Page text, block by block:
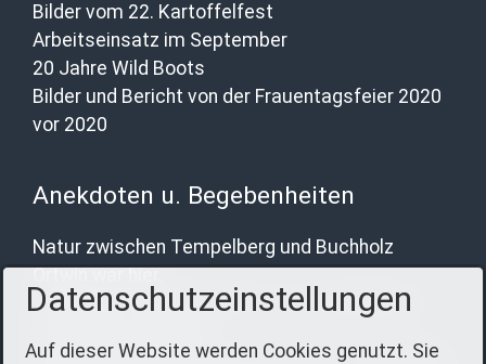
Bilder vom 22. Kartoffelfest
Arbeitseinsatz im September
20 Jahre Wild Boots
Bilder und Bericht von der Frauentagsfeier 2020
vor 2020
Anekdoten u. Begebenheiten
Natur zwischen Tempelberg und Buchholz
Ortwin war hier.
Katharina schreibt über das 19. Kartoffelfest
Rotgestreifte Gelbe Schafsnasen in Tempelberg
Datenschutzeinstellungen
Auf dieser Website werden Cookies genutzt. Sie